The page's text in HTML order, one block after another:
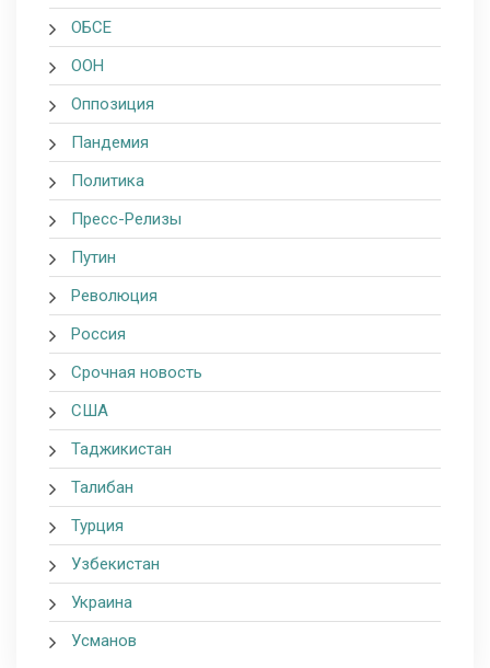
ОБСЕ
ООН
Оппозиция
Пандемия
Политика
Пресс-Релизы
Путин
Революция
Россия
Срочная новость
США
Таджикистан
Талибан
Турция
Узбекистан
Украина
Усманов